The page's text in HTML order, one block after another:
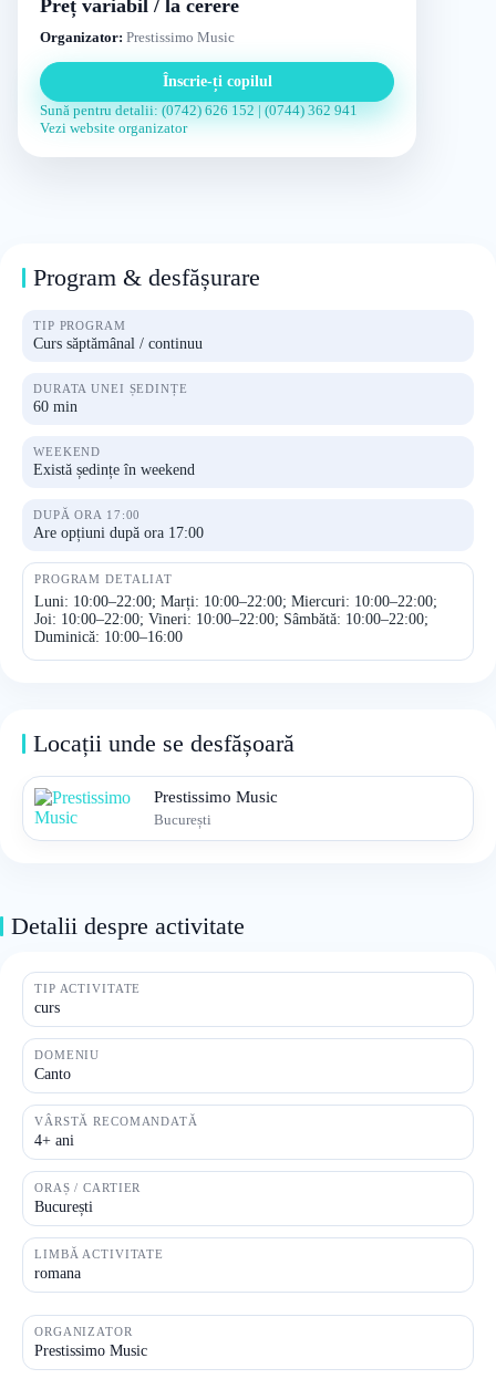
Preț variabil / la cerere
Organizator: Prestissimo Music
Înscrie-ți copilul
Sună pentru detalii: (0742) 626 152 | (0744) 362 941
Vezi website organizator
Program & desfășurare
TIP PROGRAM
Curs săptămânal / continuu
DURATA UNEI ȘEDINȚE
60 min
WEEKEND
Există ședințe în weekend
DUPĂ ORA 17:00
Are opțiuni după ora 17:00
PROGRAM DETALIAT
Luni: 10:00–22:00; Marți: 10:00–22:00; Miercuri: 10:00–22:00;
Joi: 10:00–22:00; Vineri: 10:00–22:00; Sâmbătă: 10:00–22:00;
Duminică: 10:00–16:00
Locații unde se desfășoară
Prestissimo Music
București
Detalii despre activitate
TIP ACTIVITATE
curs
DOMENIU
Canto
VÂRSTĂ RECOMANDATĂ
4+ ani
ORAȘ / CARTIER
București
LIMBĂ ACTIVITATE
romana
ORGANIZATOR
Prestissimo Music